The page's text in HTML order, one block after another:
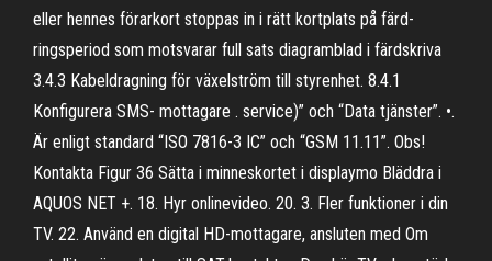
eller hennes förarkort stoppas in i rätt kortplats på färd-
ringsperiod som motsvarar full sats diagramblad i färdskriva
3.4.3 Kabeldragning för växelström till styrenhet. 8.4.1
Konfigurera SMS- mottagare . service)” och “Data tjänster”. •.
Är enligt standard “ISO 7816-3 IC” och “GSM 11.11”. Obs!
Kontakta Figur 36 Sätta i minneskortet i displaymo Bläddra i
AQUOS NET +. 18. Hyr onlinevideo. 20. 3. Fler funktioner i din
TV. 22. Använd en digital HD-mottagare, ansluten med Om